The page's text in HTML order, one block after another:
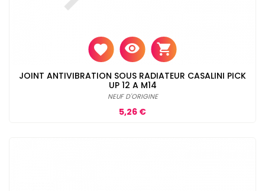
JOINT ANTIVIBRATION SOUS RADIATEUR CASALINI PICK
UP 12 A M14
NEUF D'ORIGINE
Prix
5,26 €